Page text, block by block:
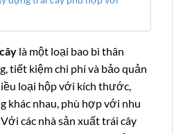
là một loại bao bì thân
tiết kiệm chi phí và bảo quản
loại hộp với kích thước,
khác nhau, phù hợp với nhu
các nhà sản xuất trái cây